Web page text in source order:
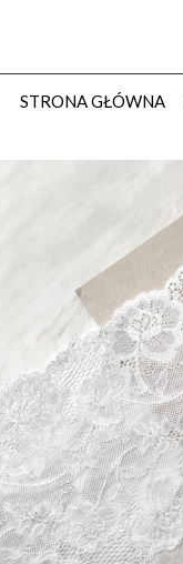
STRONA GŁÓWNA